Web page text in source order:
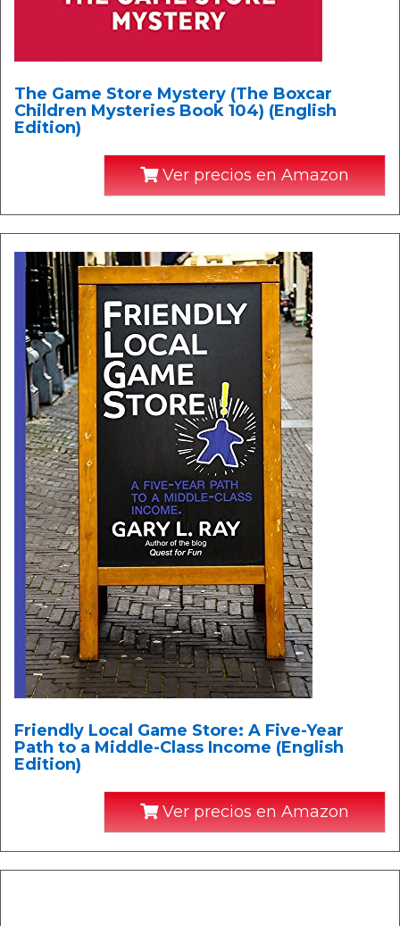
The Game Store Mystery (The Boxcar
Children Mysteries Book 104) (English
Edition)
Ver precios en Amazon
Friendly Local Game Store: A Five-Year
Path to a Middle-Class Income (English
Edition)
Ver precios en Amazon